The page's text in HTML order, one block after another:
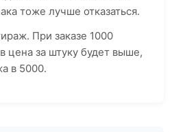
тоже лучше отказаться.
При заказе 1000
цена за штуку будет выше,
в 5000.